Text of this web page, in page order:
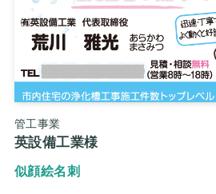
管工事業
英設備工業様
似顔絵名刺